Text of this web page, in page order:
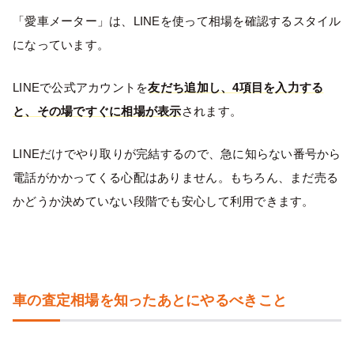
「愛車メーター」は、LINEを使って相場を確認するスタイル
になっています。
LINEで公式アカウントを友だち追加し、4項目を入力する
と、その場ですぐに相場が表示されます。
LINEだけでやり取りが完結するので、急に知らない番号から
電話がかかってくる心配はありません。もちろん、まだ売る
かどうか決めていない段階でも安心して利用できます。
車の査定相場を知ったあとにやるべきこと